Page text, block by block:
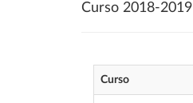
Curso 2018-2019
Curso